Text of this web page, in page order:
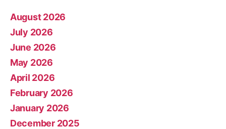
August 2026
July 2026
June 2026
May 2026
April 2026
February 2026
January 2026
December 2025